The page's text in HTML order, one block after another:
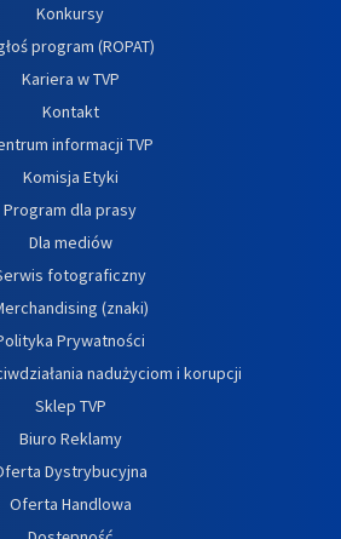
Konkursy
program (ROPAT)
Kariera w TVP
Kontakt
informacji TVP
Komisja Etyki
Program dla prasy
Dla mediów
fotograficzny
(znaki)
Prywatności
nadużyciom i korupcji
Sklep TVP
Biuro Reklamy
Dystrybucyjna
Oferta Handlowa